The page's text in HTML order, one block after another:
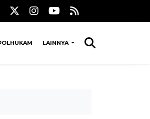
LAINNYA